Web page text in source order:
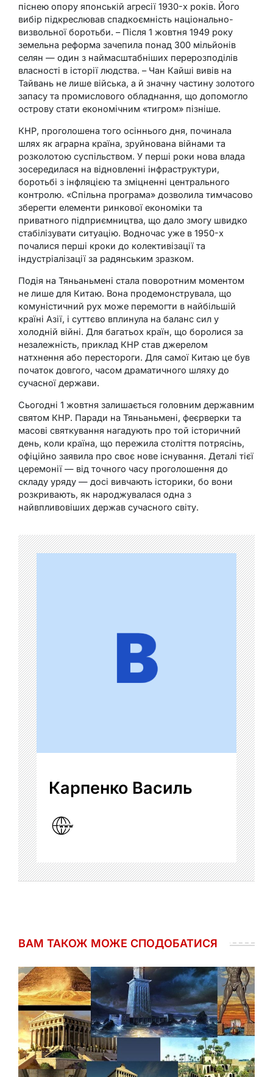
піснею опору японській агресії 1930-х років. Його
вибір підкреслював спадкоємність національно-
визвольної боротьби. – Після 1 жовтня 1949 року
земельна реформа зачепила понад 300 мільйонів
селян — один з наймасштабніших перерозподілів
власності в історії людства. – Чан Кайші вивів на
Тайвань не лише війська, а й значну частину золотого
запасу та промислового обладнання, що допомогло
острову стати економічним «тигром» пізніше.
КНР, проголошена того осіннього дня, починала
шлях як аграрна країна, зруйнована війнами та
розколотою суспільством. У перші роки нова влада
зосередилася на відновленні інфраструктури,
боротьбі з інфляцією та зміцненні центрального
контролю. «Спільна програма» дозволила тимчасово
зберегти елементи ринкової економіки та
приватного підприємництва, що дало змогу швидко
стабілізувати ситуацію. Водночас уже в 1950-х
почалися перші кроки до колективізації та
індустріалізації за радянським зразком.
Подія на Тяньаньмені стала поворотним моментом
не лише для Китаю. Вона продемонструвала, що
комуністичний рух може перемогти в найбільшій
країні Азії, і суттєво вплинула на баланс сил у
холодній війні. Для багатьох країн, що боролися за
незалежність, приклад КНР став джерелом
натхнення або перестороги. Для самої Китаю це був
початок довгого, часом драматичного шляху до
сучасної держави.
Сьогодні 1 жовтня залишається головним державним
святом КНР. Паради на Тяньаньмені, феєрверки та
масові святкування нагадують про той історичний
день, коли країна, що пережила століття потрясінь,
офіційно заявила про своє нове існування. Деталі тієї
церемонії — від точного часу проголошення до
складу уряду — досі вивчають історики, бо вони
розкривають, як народжувалася одна з
найвпливовіших держав сучасного світу.
Карпенко Василь
ВАМ ТАКОЖ МОЖЕ СПОДОБАТИСЯ